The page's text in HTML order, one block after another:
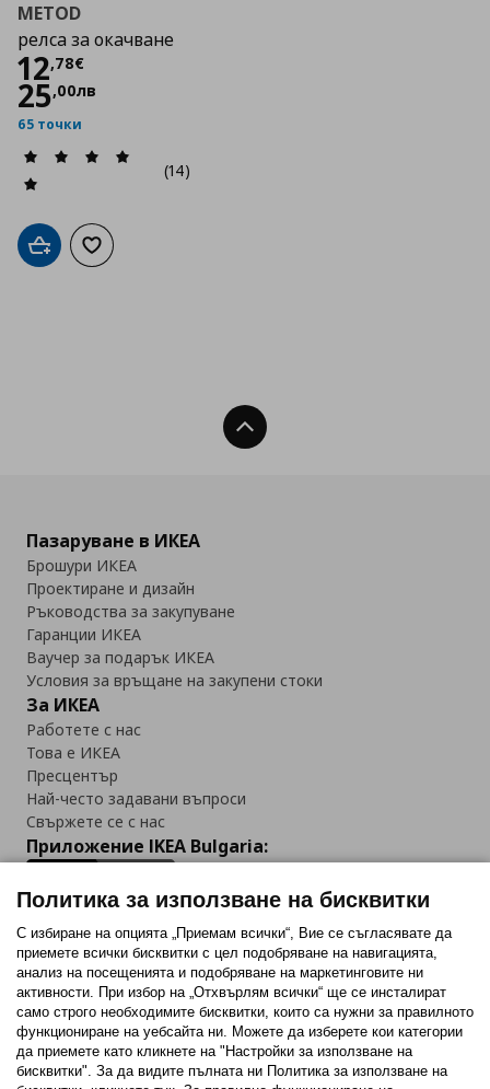
METOD
релса за окачване
12,78€
Цена
25,00лв
65 точки
(14)
Добави в кошницата
Добави към списъка с любими
Нагоре
Пазаруване в ИКЕА
Брошури ИКЕА
Проектиране и дизайн
Ръководства за закупуване
Гаранции ИКЕА
Ваучер за подарък ИКЕА
Условия за връщане на закупени стоки
За ИКЕА
Работете с нас
Това е ИКЕА
Пресцентър
Най-често задавани въпроси
Свържете се с нас
Приложение IKEA Bulgaria:
Последвайте ни:
FacebookTwitterYoutubePinterestInstagram
Политика за използване на бисквитки
С избиране на опцията „Приемам всички“, Вие се съгласявате да
приемете всички бисквитки с цел подобряване на навигацията,
анализ на посещенията и подобряване на маркетинговите ни
активности. При избор на „Отхвърлям всички“ ще се инсталират
само строго необходимитe бисквитки, които са нужни за правилното
функциониране на уебсайта ни. Можете да изберете кои категории
да приемете като кликнете на "Настройки за използване на
бисквитки". За да видите пълната ни Политика за използване на